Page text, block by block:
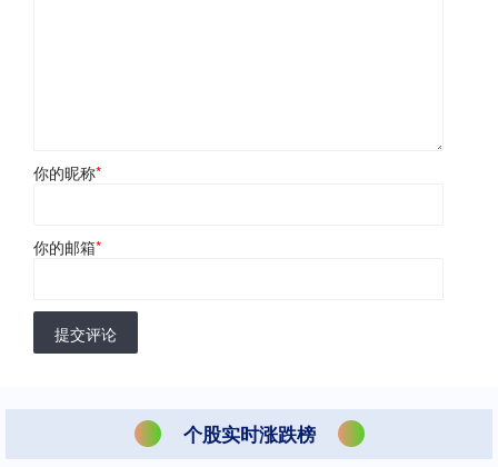
你的昵称*
你的邮箱*
提交评论
个股实时涨跌榜